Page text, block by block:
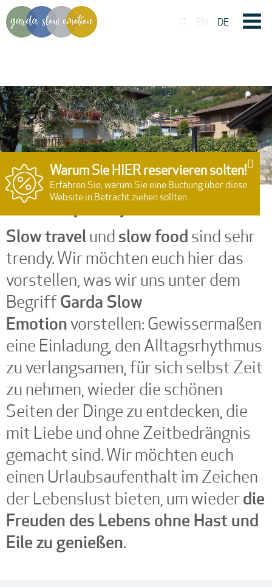
DE
Warum Sie HIER reservieren solten!
Erfahren Sie, warum Sie eine Buchung über diese
Website in Betracht ziehen sollten.
15:00
10:00
Slow Hospitality
Slow travelundslow foodsind sehr
trendy. Wir möchten euch hier das
vorstellen, was wir uns unter dem
BegriffGarda Slow
Emotionvorstellen: Gewissermaßen
eine Einladung, den Alltagsrhythmus
zu verlangsamen, für sich selbst Zeit
zu nehmen, wieder die schönen
Seiten der Dinge zu entdecken, die
mit Liebe und ohne Zeitbedrängnis
gemacht sind. Wir möchten euch
einen Urlaubsaufenthalt im Zeichen
der Lebenslust bieten, um wiederdie
Freuden des Lebens ohne Hast und
Eile zu genießen.